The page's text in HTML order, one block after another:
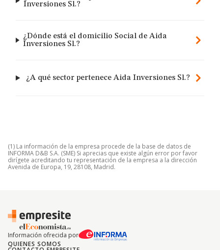
Inversiones Sl.?
¿Dónde está el domicilio Social de Aida
Inversiones Sl.?
¿A qué sector pertenece Aida Inversiones Sl.?
(1) La información de la empresa procede de la base de datos de
INFORMA D&B S.A. (SME) Si aprecias que existe algún error por favor
dirígete acreditando tu representación de la empresa a la dirección
Avenida de Europa, 19, 28108, Madrid.
Información ofrecida por
QUIENES SOMOS